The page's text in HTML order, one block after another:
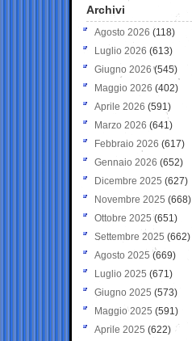
Archivi
Agosto 2026 (118)
Luglio 2026 (613)
Giugno 2026 (545)
Maggio 2026 (402)
Aprile 2026 (591)
Marzo 2026 (641)
Febbraio 2026 (617)
Gennaio 2026 (652)
Dicembre 2025 (627)
Novembre 2025 (668)
Ottobre 2025 (651)
Settembre 2025 (662)
Agosto 2025 (669)
Luglio 2025 (671)
Giugno 2025 (573)
Maggio 2025 (591)
Aprile 2025 (622)